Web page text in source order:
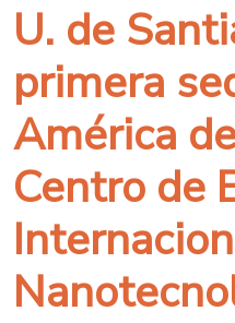
U. de
primera
América
Centro de